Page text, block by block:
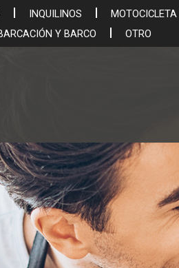
INQUILINOS MOTOCICLETA
Y BARCO OTRO